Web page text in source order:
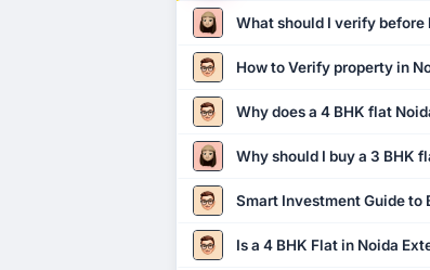
What should I verify before
How to Verify property in
Why does a 4 BHK flat
Why should I buy a 3 BHK
Smart Investment Guide to
Is a 4 BHK Flat in Noida